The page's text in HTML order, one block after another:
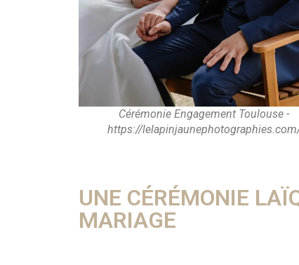
Cérémonie Engagement Toulouse -
https://
UNE CÉRÉMONIE
MARIAGE